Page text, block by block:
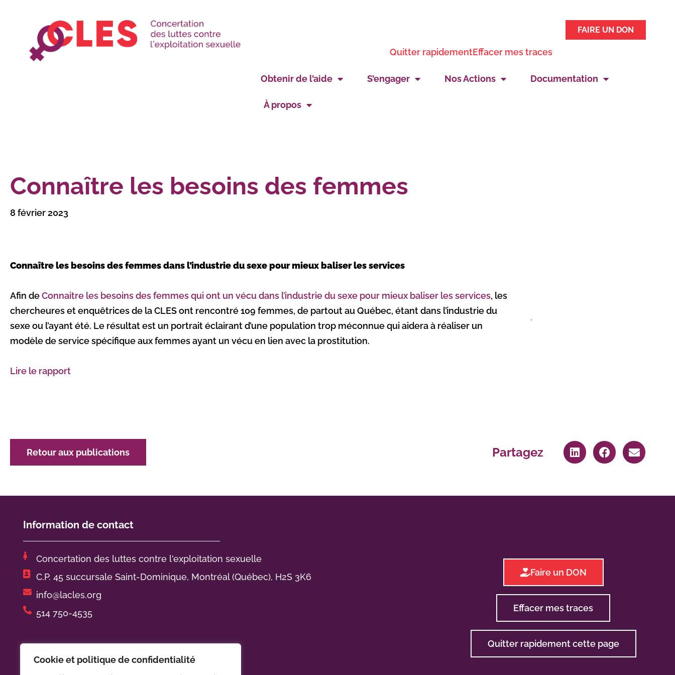
Cookie et politique de confidentialité
FAIRE UN DON
Quitter rapidementEffacer mes traces
Obtenir de l’aide S’engager Nos Actions Documentation
À propos
Connaître les besoins des femmes
8 février 2023
Connaître les besoins des femmes dans l’industrie du sexe pour mieux baliser les services
Afin deConnaitre les besoins des femmes qui ont un vécu dans l’industrie du sexe pour mieux baliser les services, les
chercheures et enquêtrices de la CLES ont rencontré 109 femmes, de partout au Québec, étant dans l’industrie du
sexe ou l’ayant été. Le résultat est un portrait éclairant d’une population trop méconnue qui aidera à réaliser un
modèle de service spécifique aux femmes ayant un vécu en lien avec la prostitution.
Lire le rapport
Retour aux publications Partagez
Information de contact
Concertation des luttes contre l'exploitation sexuelle
C.P. 45 succursale Saint-Dominique, Montréal (Québec), H2S 3K6
info@lacles.org
514 750-4535
Faire un DON
Effacer mes traces
Quitter rapidement cette page